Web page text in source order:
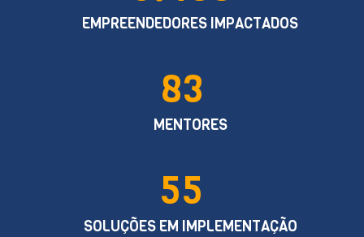
EMPREENDEDORES IMPACTADOS
83
MENTORES
55
SOLUÇÕES EM IMPLEMENTAÇÃO